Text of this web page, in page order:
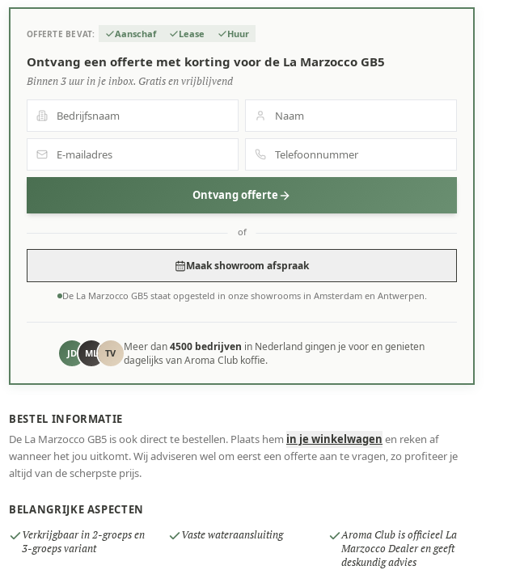
OFFERTE BEVAT: Aanschaf Lease Huur
Ontvang een offerte met korting voor de La Marzocco GB5
Binnen 3 uur in je inbox. Gratis en vrijblijvend
Ontvang offerte
of
Maak showroom afspraak
De La Marzocco GB5 staat opgesteld in onze showrooms in Amsterdam en Antwerpen.
JD ML TV Meer dan4500 bedrijven in Nederland gingen je voor en genieten
dagelijks van Aroma Club koffie.
BESTEL INFORMATIE
De La Marzocco GB5 is ook direct te bestellen. Plaats hem in je winkelwagen en reken af
wanneer het jou uitkomt. Wij adviseren wel om eerst een offerte aan te vragen, zo profiteer je
altijd van de scherpste prijs.
BELANGRIJKE ASPECTEN
Verkrijgbaar in 2-groeps en
3-groeps variant
Vaste wateraansluiting
Aroma Club is officieel La
Marzocco Dealer en geeft
deskundig advies